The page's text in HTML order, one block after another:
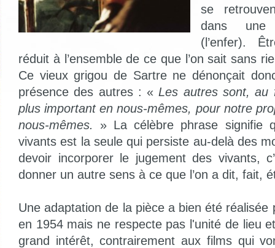
se
dans une
(l’enfer).
réduit à l’ensemble de ce que l’on sait sans
Ce vieux grigou de Sartre ne dénonçait
présence des autres : « Les autres sont,
plus important en nous-mêmes, pour notre
nous-mêmes.
» La célèbre phrase signifie
vivants est la seule qui persiste au-delà des
devoir incorporer le jugement des vivants,
donner un autre sens à ce que l’on a dit, fait,
Une adaptation de la pièce a bien été réalisée
en 1954 mais ne respecte pas l'unité de lieu
grand intérêt, contrairement aux films qui